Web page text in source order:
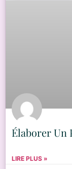
Élaborer Un
LIRE PLUS »